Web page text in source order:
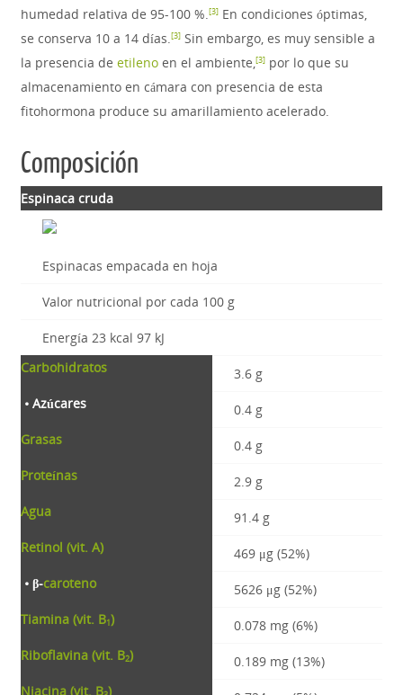
humedad relativa de 95-100 %.[3]​ En condiciones óptimas,
se conserva 10 a 14 días.[3]​ Sin embargo, es muy sensible a
la presencia de etilenoen el ambiente,[3]​ por lo que su
almacenamiento en cámara con presencia de esta
fitohormona produce su amarillamiento acelerado.
Composición
Espinaca cruda
Espinacas empacada en hoja
Valor nutricional por cada 100 g
Energía 23 kcal 97 kJ
Carbohidratos
3.6 g
• Azúcares
0.4 g
Grasas
0.4 g
Proteínas
2.9 g
Agua
91.4 g
Retinol (vit. A)
469 μg (52%)
• β-caroteno
5626 μg (52%)
Tiamina (vit. B1)
0.078 mg (6%)
Riboflavina (vit. B2)
0.189 mg (13%)
Niacina (vit. B )